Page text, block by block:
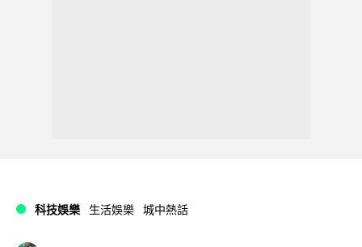
科技娛樂 生活娛樂 城中熱話